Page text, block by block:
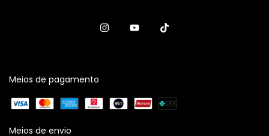
Meios de pagamento
Meios de envio